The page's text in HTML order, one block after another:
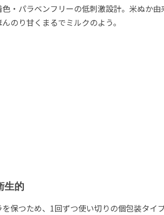
・パラベンフリーの低刺激設計。米ぬか由
のり甘くまるでミルクのよう。
生的
保つため、1回ずつ使い切りの個包装タイ